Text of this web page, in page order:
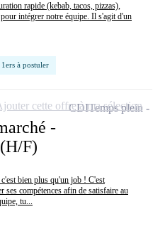
rapide (kebab, tacos, pizzas),
intégrer notre équipe. Il s'agit d'un
à postuler
-
F)
bien plus qu'un job ! C'est
ses compétences afin de satisfaire au
tu...
CDITemps plein
cette offre à ma sélection